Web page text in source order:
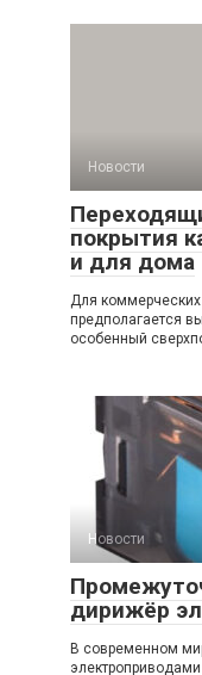
Новости
покрытия
и для дома
Для
предполагается
особенный
Новости
дирижёр
В современном